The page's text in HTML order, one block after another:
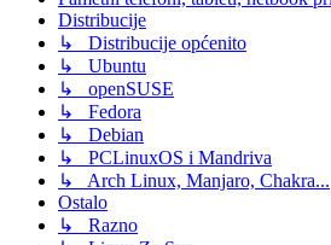
Distribucije
↳ Distribucije općenito
↳ Ubuntu
↳ openSUSE
↳ Fedora
↳ Debian
↳ PCLinuxOS i Mandriva
↳ Arch Linux, Manjaro, Chakra...
Ostalo
↳ Razno